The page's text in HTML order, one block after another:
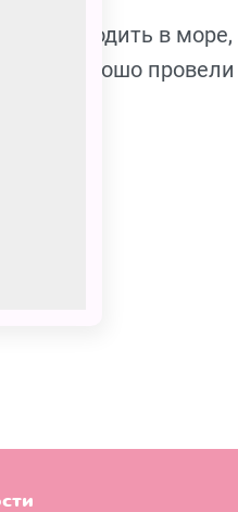
входить в
и хорошо